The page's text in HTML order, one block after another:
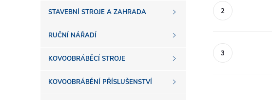
a
n
n
STAVEBNÍ STROJE A ZAHRADA
RUČNÍ NÁŘADÍ
KOVOOBRÁBĚCÍ STROJE
KOVOOBRÁBĚNÍ PŘÍSLUŠENSTVÍ